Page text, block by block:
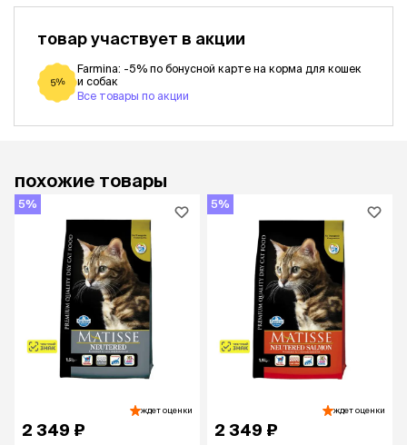
товар участвует в акции
5%
Farmina: -5% по бонусной карте на корма для кошек
и собак
Все товары по акции
похожие товары
5%
ждет оценки
2 349 ₽
5%
ждет оценки
2 349 ₽